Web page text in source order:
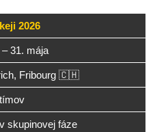
2026
– 31. mája
Fribourg 🇨🇭
skupinovej fáze